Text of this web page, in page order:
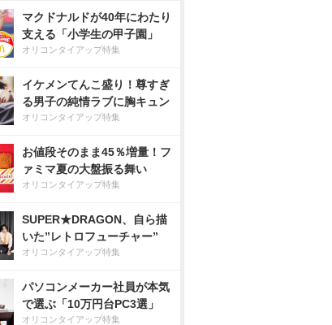
マクドナルドが40年にわたり
支える「小学生の甲子園」
オリコンタイアップ特集
イケメンてんこ盛り！尊すぎ
る男子の純情ラブに胸キュン
オリコンタイアップ特集
お値段そのまま45％増量！フ
ァミマ夏の大盤振る舞い
オリコンタイアップ特集
SUPER★DRAGON、自ら描
いた”レトロフューチャー”
オリコンタイアップ特集
パソコンメーカー社員が本気
で選ぶ「10万円台PC3選」
オリコンタイアップ特集